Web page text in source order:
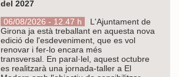
del 2027
06/08/2026 - 12.47 h
L'Ajuntament de
Girona ja està treballant en aquesta nova
edició de l'esdeveniment, que es vol
renovar i fer-lo encara més
transversal. En paral·lel, aquest octubre
es realitzarà una jornada-taller a El